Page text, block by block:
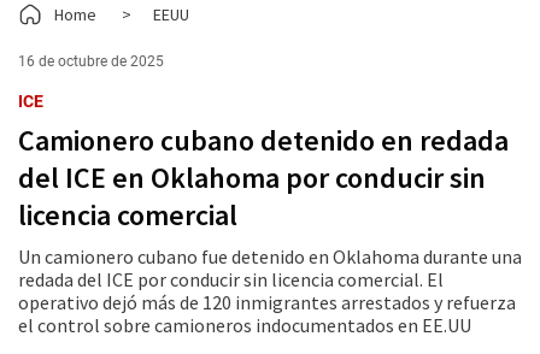
Home > EEUU
16 de octubre de 2025
ICE
Camionero cubano detenido en redada
del ICE en Oklahoma por conducir sin
licencia comercial
Un camionero cubano fue detenido en Oklahoma durante una
redada del ICE por conducir sin licencia comercial. El
operativo dejó más de 120 inmigrantes arrestados y refuerza
el control sobre camioneros indocumentados en EE.UU